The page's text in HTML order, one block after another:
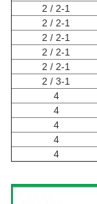
2-1 / 2
2-1 / 2
2-1 / 2
2-1 / 2
2-1 / 2
3-1 / 2
4
4
4
4
4